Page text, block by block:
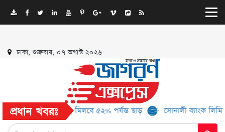
ঢাকা, শুক্রবার, ০৭ অগাস্ট ২০২৬
প্রধান খবরঃ
১৬ ব্র্যান্ড, মিলবে ৫২% পর্যন্ত ছাড় সোনালী ব্যাংক লিমিটেড-এর